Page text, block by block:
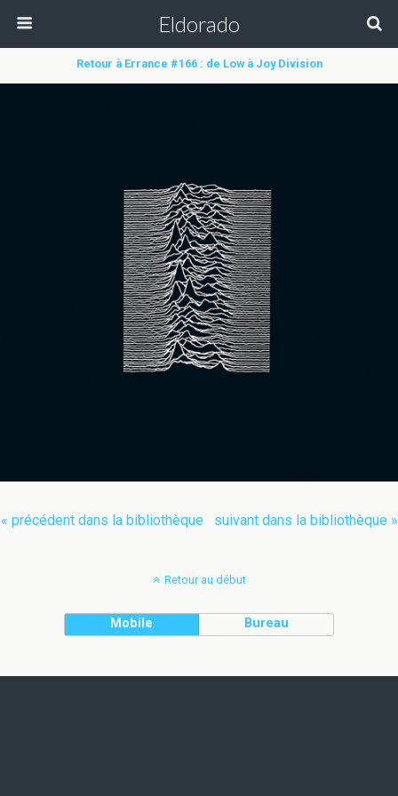
Eldorado
Retour à Errance #166 : de Low à Joy Division
« précédent dans la bibliothèque suivant dans la bibliothèque »
Retour au début
Mobile Bureau